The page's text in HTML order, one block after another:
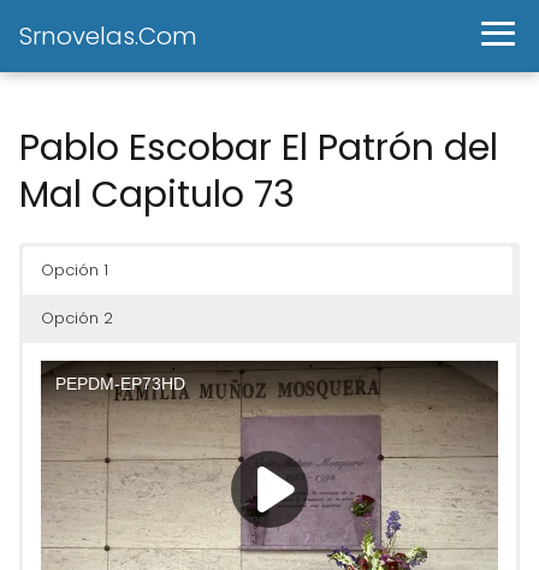
Srnovelas.Com
Pablo Escobar El Patrón del
Mal Capitulo 73
Opción 1
Opción 2